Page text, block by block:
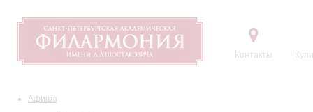
Контакты
Афиша